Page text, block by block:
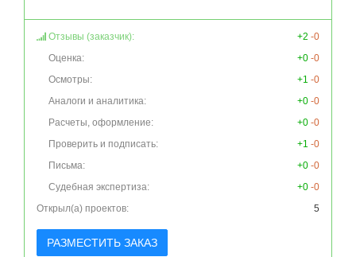
Отзывы (заказчик): +2 -0
Оценка:
+0 -0
Осмотры:
+1 -0
Аналоги и аналитика:
+0 -0
Расчеты, оформление:
+0 -0
Проверить и подписать:
+1 -0
Письма:
+0 -0
Судебная экспертиза:
+0 -0
Открыл(а) проектов:
5
РАЗМЕСТИТЬ ЗАКАЗ